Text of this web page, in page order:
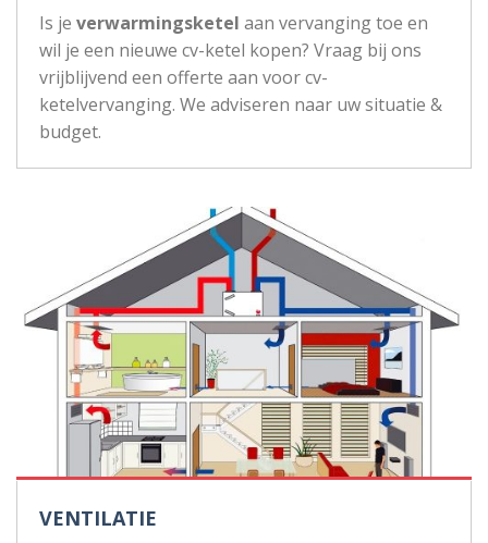
Is je verwarmingsketel aan vervanging toe en
wil je een nieuwe cv-ketel kopen? Vraag bij ons
vrijblijvend een offerte aan voor cv-
ketelvervanging. We adviseren naar uw situatie &
budget.
VENTILATIE